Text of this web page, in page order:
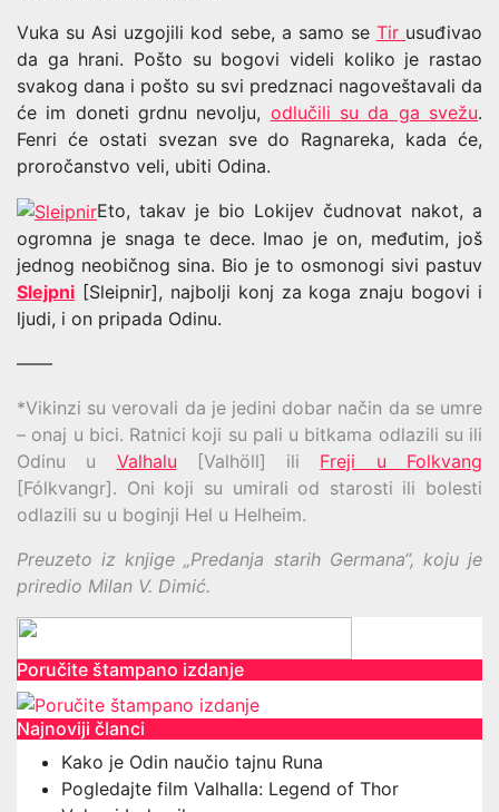
Vuka su Asi uzgojili kod sebe, a samo se Tir usuđivao
da ga hrani. Pošto su bogovi videli koliko je rastao
svakog dana i pošto su svi predznaci nagoveštavali da
će im doneti grdnu nevolju, odlučili su da ga svežu.
Fenri će ostati svezan sve do Ragnareka, kada će,
proročanstvo veli, ubiti Odina.
Eto, takav je bio Lokijev čudnovat nakot, a
ogromna je snaga te dece. Imao je on, međutim, još
jednog neobičnog sina. Bio je to osmonogi sivi pastuv
Slejpni [Sleipnir], najbolji konj za koga znaju bogovi i
ljudi, i on pripada Odinu.
——
*Vikinzi su verovali da je jedini dobar način da se umre
– onaj u bici. Ratnici koji su pali u bitkama odlazili su ili
Odinu u Valhalu [Valhöll] ili Freji u Folkvang
[Fólkvangr]. Oni koji su umirali od starosti ili bolesti
odlazili su u boginji Hel u Helheim.
Preuzeto iz knjige „Predanja starih Germana“, koju je
priredio Milan V. Dimić.
Poručite štampano izdanje
Najnoviji članci
Kako je Odin naučio tajnu Runa
Pogledajte film Valhalla: Legend of Thor